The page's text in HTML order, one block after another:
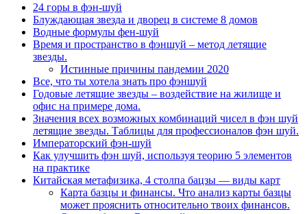
24 горы в фэн-шуй
Блуждающая звезда и дворец в системе 8 домов
Водные формулы фен-шуй
Время и пространство в фэншуй – метод летящие
звезды.
Истинные причины пандемии 2020
Все, что ты хотела знать про фэншуй
Годовые летящие звезды – воздействие на жилище и
офис на примере дома.
Значения всех возможных комбинаций чисел в фэн шуй
летящие звезды. Таблицы для профессионалов фэн шуй.
Императорский фэн-шуй
Как улучшить фэн шуй, используя теорию 5 элементов
на практике
Китайская метафизика, 4 столпа бацзы — виды карт
Карта базцы и финансы. Что анализ карты базцы
может прояснить относительно твоих финансов.